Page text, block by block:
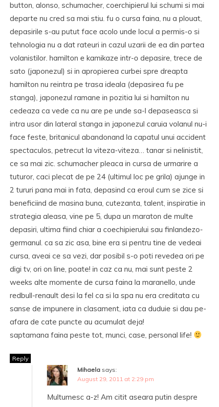
button, alonso, schumacher, coerchipierul lui schumi si mai
departe nu cred sa mai stiu. fu o cursa faina, nu a plouat,
depasirile s-au putut face acolo unde locul a permis-o si
tehnologia nu a dat rateuri in cazul uzarii de ea din partea
volanistilor. hamilton e kamikaze intr-o depasire, trece de
sato (japonezul) si in apropierea curbei spre dreapta
hamilton nu reintra pe trasa ideala (depasirea fu pe
stanga), japonezul ramane in pozitia lui si hamilton nu
cedeaza ca vede ca nu are pe unde sa-l depaseasca si
intra usor din lateral stanga in japonezul caruia volanul nu-i
face feste, britanicul abandonand la capatul unui accident
spectaculos, petrecut la viteza-viteza… tanar si nelinistit,
ce sa mai zic. schumacher pleaca in cursa de urmarire a
tuturor, caci plecat de pe 24 (ultimul loc pe grila) ajunge in
2 tururi pana mai in fata, depasind ca eroul cum se zice si
beneficiind de masina buna, cutezanta, talent, inspiratie in
strategia aleasa, vine pe 5, dupa un maraton de multe
depasiri, ultima fiind chiar a coechipierului sau finlandezo-
germanul. ca sa zic asa, bine era si pentru tine de vedeai
cursa, aveai ce sa vezi, dar posibil s-o poti revedea ori pe
digi tv, ori on line, poate! in caz ca nu, mai sunt peste 2
weeks alte momente de cursa faina la maranello, unde
redbull-renault desi la fel ca si la spa nu era creditata cu
sanse de impunere in clasament, iata ca duduie si dau pe-
afara de cate puncte au acumulat deja!
saptamana faina peste tot, munci, case, personal life!
Reply
Mihaela says:
August 29, 2011 at 2:29 pm
Multumesc a-z! Am citit aseara putin despre